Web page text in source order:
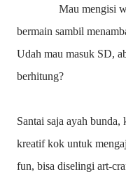
Mau mengisi
bermain sambil
Udah mau masuk SD,
berhitung?
Santai saja ayah
kreatif kok untuk
fun, bisa diselingi art-